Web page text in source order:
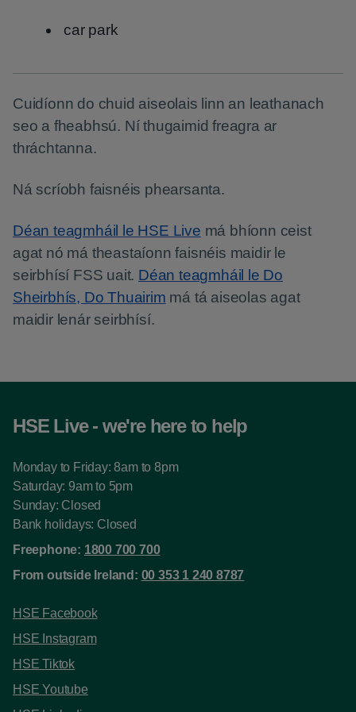
car park
Cuidíonn do chuid aiseolais linn an leathanach
seo a fheabhsú. Ní thugaimid freagra ar
thráchtanna.
Ná scríobh faisnéis phearsanta.
Déan teagmháil le HSE Live má bhíonn ceist
agat nó má theastaíonn faisnéis maidir le
seirbhísí FSS uait. Déan teagmháil le Do
Sheirbhís, Do Thuairim má tá aiseolas agat
maidir lenár seirbhísí.
HSE Live - we're here to help
Monday to Friday: 8am to 8pm
Saturday: 9am to 5pm
Sunday: Closed
Bank holidays: Closed
Freephone: 1800 700 700
From outside Ireland: 00 353 1 240 8787
HSE Facebook
HSE Instagram
HSE Tiktok
HSE Youtube